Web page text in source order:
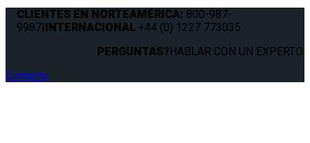
CLIENTES EN NORTEAMÉRICA: 800-987-
9987|INTERNACIONAL +44 (0) 1227 773035
PERGUNTAS?HABLAR CON UN EXPERTO.
Contacto